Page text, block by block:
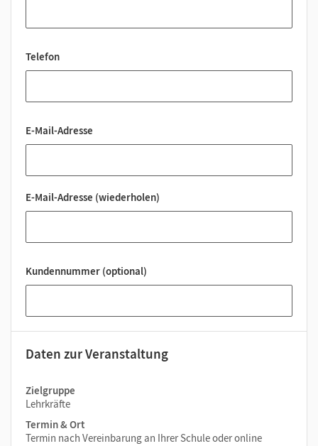
Telefon
E-Mail-Adresse
E-Mail-Adresse (wiederholen)
Kundennummer (optional)
Daten zur Veranstaltung
Zielgruppe
Lehrkräfte
Termin & Ort
Termin nach Vereinbarung an Ihrer Schule oder online